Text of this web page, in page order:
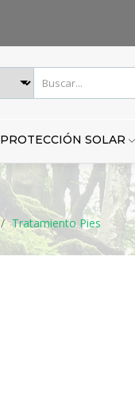
PROTECCIÓN SOLAR
Tratamiento Pies